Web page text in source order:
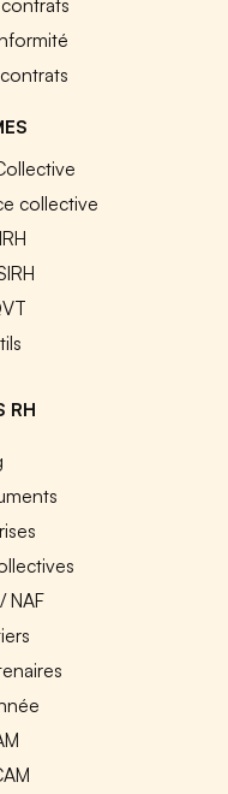
collective
RH
NAF